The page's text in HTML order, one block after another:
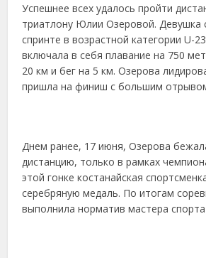
Успешнее всех удалось пройти
триатлону Юлии Озеровой. Девушка
спринте в возрастной категории U-
включала в себя плавание на 750
20 км и бег на 5 км. Озерова
пришла на финиш с большим
Днем ранее, 17 июня, Озерова
дистанцию, только в рамках
этой гонке костанайская
серебряную медаль. По итогам
выполнила норматив мастера